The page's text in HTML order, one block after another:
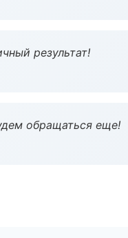
результат!
обращаться еще!